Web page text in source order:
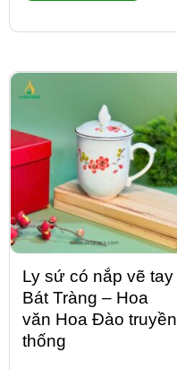
Ly sứ có nắp vẽ tay
Bát Tràng – Hoa
văn Hoa Đào truyền
thống